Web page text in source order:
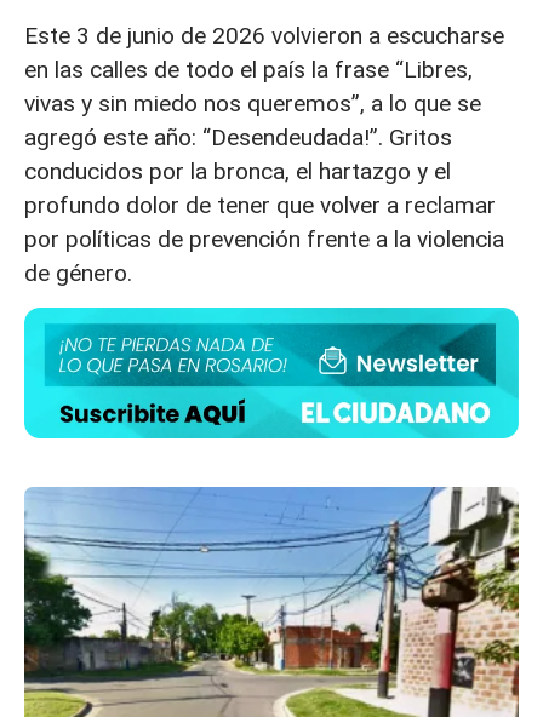
Este 3 de junio de 2026 volvieron a escucharse
en las calles de todo el país la frase “Libres,
vivas y sin miedo nos queremos”, a lo que se
agregó este año: “Desendeudada!”. Gritos
conducidos por la bronca, el hartazgo y el
profundo dolor de tener que volver a reclamar
por políticas de prevención frente a la violencia
de género.